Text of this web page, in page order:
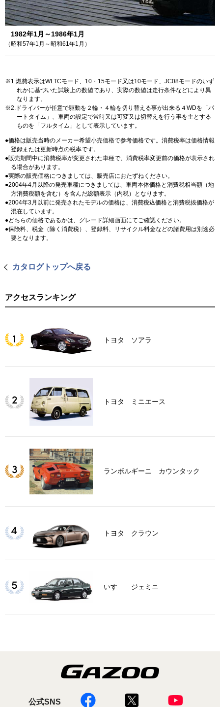
1982年1月～1986年1月
（昭和57年1月～昭和61年1月）
1.燃費表示はWLTCモード、10・15モード又は10モード、JC08モードのいず
れかに基づいた試験上の数値であり、実際の数値は走行条件などにより異
なります。
2.ドライバーが任意で駆動を２輪・４輪を切り替える事が出来る４WDを「パ
ートタイム」、車両の設定で常時又は可変又は切替えを行う事を主とする
ものを「フルタイム」として表示しています。
価格は販売当時のメーカー希望小売価格で参考価格です。消費税率は価格情報
登録または更新時点の税率です。
販売期間中に消費税率が変更された車種で、消費税率変更前の価格が表示され
る場合があります。
実際の販売価格につきましては、販売店におたずねください。
2004年4月以降の発売車種につきましては、車両本体価格と消費税相当額（地
方消費税額を含む）を含んだ総額表示（内税）となります。
2004年3月以前に発売されたモデルの価格は、消費税込価格と消費税抜価格が
混在しています。
どちらの価格であるかは、グレード詳細画面にてご確認ください。
保険料、税金（除く消費税）、登録料、リサイクル料金などの諸費用は別途必
要となります。
カタログトップへ戻る
アクセスランキング
トヨタ ソアラ
トヨタ ミニエース
ランボルギーニ カウンタック
トヨタ クラウン
いすゞ ジェミニ
公式SNS